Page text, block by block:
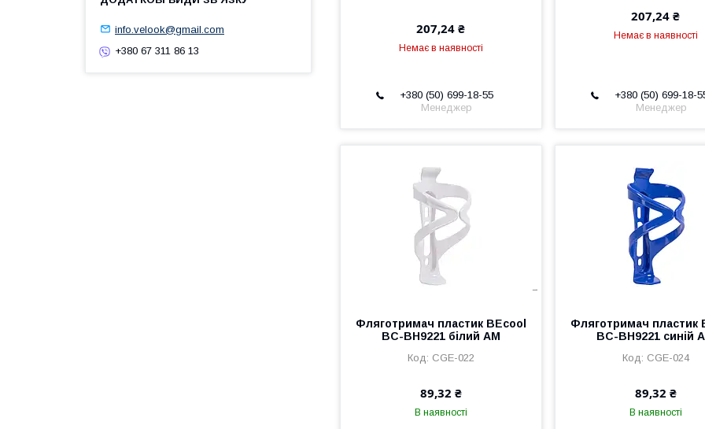
207,24 ₴
Немає в наявності
+380 (50) 699-18-55
Менеджер
207,24 ₴
Немає в наявності
+380 (50) 699-18-
Менеджер
Фляготримач пластик BEcool
BC-BH9221 білий AM
CGE-022
89,32 ₴
В наявності
Фляготримач пластик
BC-BH9221 синій
CGE-024
89,32 ₴
В наявності
info.velook@gmail.com
+380 67 311 86 13